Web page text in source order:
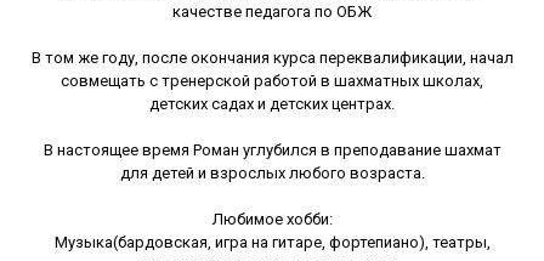
качестве педагога по ОБЖ
В том же году, после окончания курса переквалификации, начал
совмещать с тренерской работой в шахматных школах,
детских садах и детских центрах.
В настоящее время Роман углубился в преподавание шахмат
для детей и взрослых любого возраста.
Любимое хобби:
Музыка(бардовская, игра на гитаре, фортепиано), театры,